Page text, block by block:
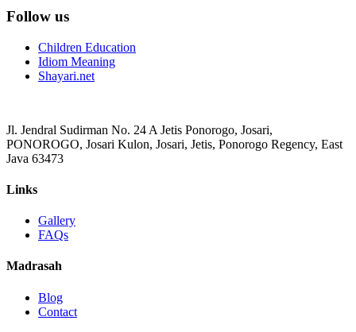
Follow us
Children Education
Idiom Meaning
Shayari.net
Jl. Jendral Sudirman No. 24 A Jetis Ponorogo, Josari,
PONOROGO, Josari Kulon, Josari, Jetis, Ponorogo Regency, East
Java 63473
Links
Gallery
FAQs
Madrasah
Blog
Contact